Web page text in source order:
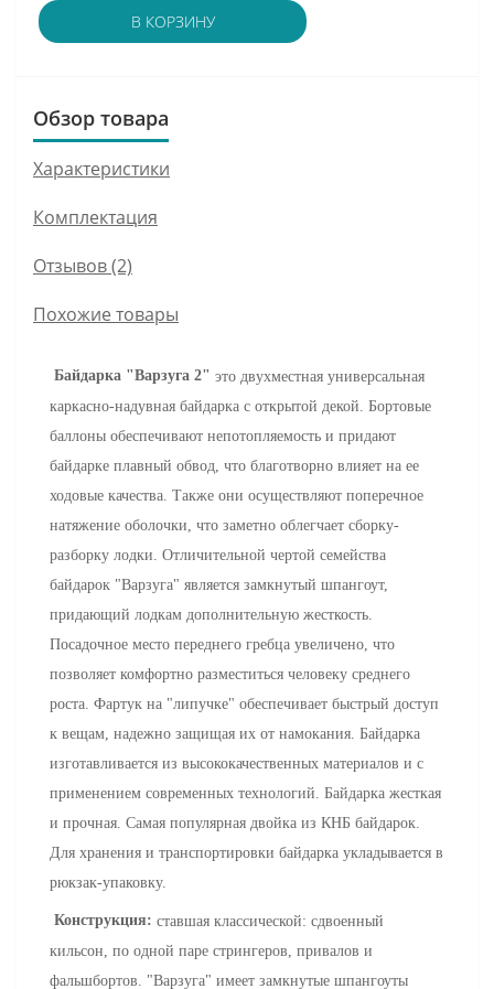
В КОРЗИНУ
Обзор товара
Характеристики
Комплектация
Отзывов (2)
Похожие товары
Байдарка "Варзуга 2" это двухместная универсальная
каркасно-надувная байдарка с открытой декой. Бортовые
баллоны обеспечивают непотопляемость и придают
байдарке плавный обвод, что благотворно влияет на ее
ходовые качества. Также они осуществляют поперечное
натяжение оболочки, что заметно облегчает сборку-
разборку лодки. Отличительной чертой семейства
байдарок "Варзуга" является замкнутый шпангоут,
придающий лодкам дополнительную жесткость.
Посадочное место переднего гребца увеличено, что
позволяет комфортно разместиться человеку среднего
роста. Фартук на "липучке" обеспечивает быстрый доступ
к вещам, надежно защищая их от намокания. Байдарка
изготавливается из высококачественных материалов и с
применением современных технологий. Байдарка жесткая
и прочная. Самая популярная двойка из КНБ байдарок.
Для хранения и транспортировки байдарка укладывается в
рюкзак-упаковку.
Конструкция: ставшая классической: сдвоенный
кильсон, по одной паре стрингеров, привалов и
фальшбортов. "Варзуга" имеет замкнутые шпангоуты